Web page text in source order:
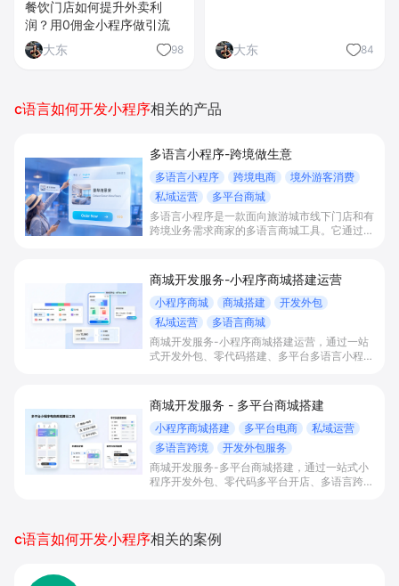
餐饮门店如何提升外卖利
润？用0佣金小程序做引流
大东
98 大东 84
c语言如何开发小程序相关的产品
多语言小程序-跨境做生意
多语言小程序 跨境电商
境外游客消费
私域运营
多平台商城
多语言小程序是一款面向旅游城市线下门店和有
跨境业务需求商家的多语言商城工具。它通过多
益展示，以及多平台小程序商城搭建，帮助商家
在接待境外游客和跨境电商场景下统一承接国内
与海外客群订单，并做好会员沉淀与复购运营。
商城开发服务-小程序商城搭建运营
小程序商城 商城搭建
开发外包
私域运营
多语言商城
商城开发服务-小程序商城搭建运营，通过一站
式开发外包、零代码搭建、多平台多语言小程序
实现低成本获客、提升复购与业绩增长。
商城开发服务 - 多平台商城搭建
小程序商城搭建 多平台电商
私域运营
多语言跨境
开发外包服务
商城开发服务-多平台商城搭建，通过一站式小
程序开发外包、零代码多平台开店、多语言跨境
c语言如何开发小程序相关的案例